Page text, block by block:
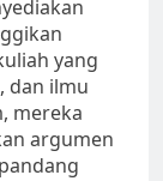
yang
dan ilmu
mereka
argumen